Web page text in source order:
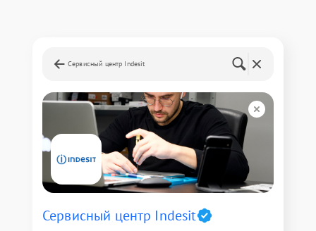
Сервисный центр Indesit
Сервисный центр Indesit